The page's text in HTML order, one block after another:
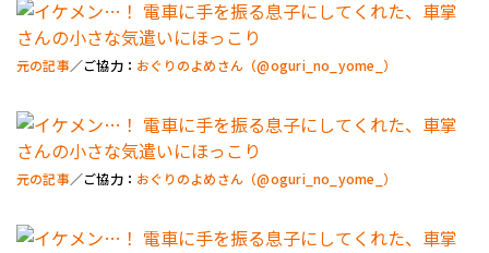
元の記事／ご協力： おぐりのよめさん（@oguri_no_yome_）
元の記事／ご協力： おぐりのよめさん（@oguri_no_yome_）